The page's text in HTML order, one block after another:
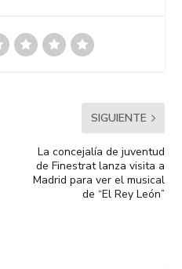
SIGUIENTE
La concejalía de juventud
de Finestrat lanza visita a
Madrid para ver el musical
de “El Rey León”